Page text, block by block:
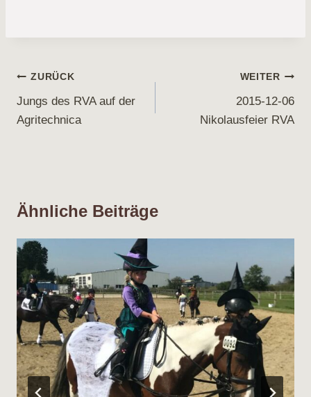
Beitragsnavigation
ZURÜCK
Jungs des RVA auf der
Agritechnica
WEITER
2015-12-06
Nikolausfeier RVA
Ähnliche Beiträge